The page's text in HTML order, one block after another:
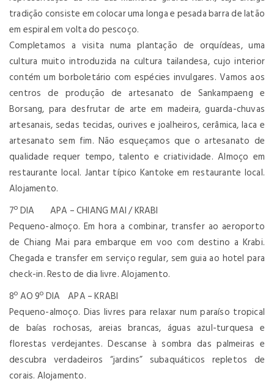
tradição consiste em colocar uma longa e pesada barra de latão
em espiral em volta do pescoço.
Completamos a visita numa plantação de orquídeas, uma
cultura muito introduzida na cultura tailandesa, cujo interior
contém um borboletário com espécies invulgares. Vamos aos
centros de produção de artesanato de Sankampaeng e
Borsang, para desfrutar de arte em madeira, guarda-chuvas
artesanais, sedas tecidas, ourives e joalheiros, cerâmica, laca e
artesanato sem fim. Não esqueçamos que o artesanato de
qualidade requer tempo, talento e criatividade. Almoço em
restaurante local. Jantar típico Kantoke em restaurante local.
Alojamento.
7º DIA APA – CHIANG MAI / KRABI
Pequeno-almoço. Em hora a combinar, transfer ao aeroporto
de Chiang Mai para embarque em voo com destino a Krabi.
Chegada e transfer em serviço regular, sem guia ao hotel para
check-in. Resto de dia livre. Alojamento.
8º AO 9º DIA APA – KRABI
Pequeno-almoço. Dias livres para relaxar num paraíso tropical
de baías rochosas, areias brancas, águas azul-turquesa e
florestas verdejantes. Descanse à sombra das palmeiras e
descubra verdadeiros “jardins” subaquáticos repletos de
corais. Alojamento.